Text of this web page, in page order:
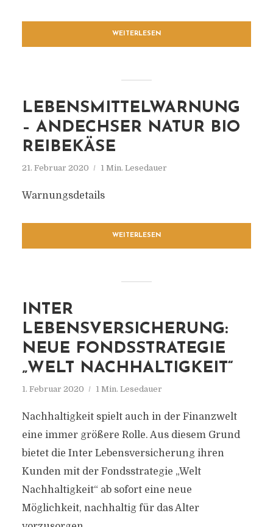
WEITERLESEN
LEBENSMITTELWARNUNG
– ANDECHSER NATUR BIO
REIBEKÄSE
21. Februar 2020 1 Min. Lesedauer
Warnungsdetails
WEITERLESEN
INTER
LEBENSVERSICHERUNG:
NEUE FONDSSTRATEGIE
„WELT NACHHALTIGKEIT“
1. Februar 2020 1 Min. Lesedauer
Nachhaltigkeit spielt auch in der Finanzwelt
eine immer größere Rolle. Aus diesem Grund
bietet die Inter Lebensversicherung ihren
Kunden mit der Fondsstrategie „Welt
Nachhaltigkeit“ ab sofort eine neue
Möglichkeit, nachhaltig für das Alter